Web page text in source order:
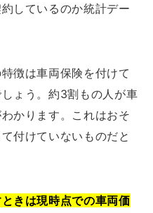
しているのか統計デー
徴は車両保険を付けて
ょう。約3割もの人が車
かります。これはおそ
付けていないものだと
きは現時点での車両価